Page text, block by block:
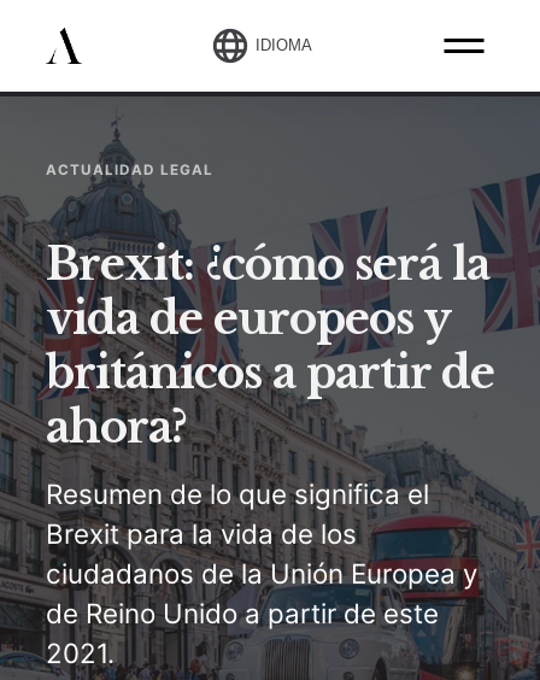
IDIOMA
ACTUALIDAD LEGAL
Brexit: ¿cómo será la
vida de europeos y
británicos a partir de
ahora?
Resumen de lo que significa el
Brexit para la vida de los
ciudadanos de la Unión Europea y
de Reino Unido a partir de este
2021.